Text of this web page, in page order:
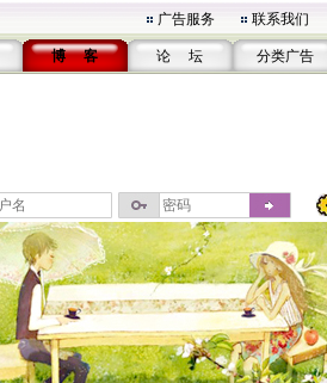
广告服务 联系我们
博 客 论 坛 分类广告